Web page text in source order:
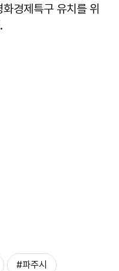
경제특구 유치를 위
#파주시